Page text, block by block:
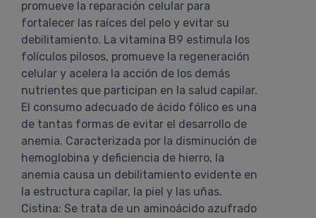
promueve la reparación celular para
fortalecer las raíces del pelo y evitar su
debilitamiento. La vitamina B9 estimula los
folículos pilosos, promueve la regeneración
celular y acelera la acción de los demás
nutrientes que participan en la salud capilar.
El consumo adecuado de ácido fólico es una
de tantas formas de evitar el desarrollo de
anemia. Caracterizada por la disminución de
hemoglobina y deficiencia de hierro, la
anemia causa un debilitamiento evidente en
la estructura capilar, la piel y las uñas.
Cistina: Se trata de un aminoácido azufrado